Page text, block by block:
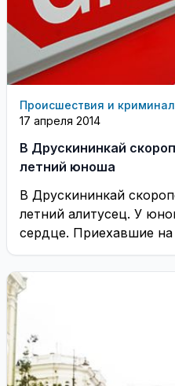
Происшествия и криминал
17 апреля 2014
В Друскининкай
летний юноша
В Друскининкай
летний алитусец. У
сердце. Приехавшие
не могли ему помочь, ...